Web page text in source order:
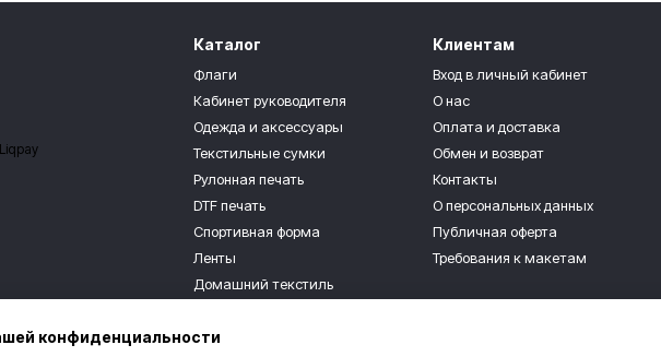
Каталог
Флаги
Кабинет руководителя
Одежда и аксессуары
Текстильные сумки
Рулонная печать
DTF печать
Спортивная форма
Ленты
Домашний текстиль
Для детей
Клиентам
Вход в личный кабинет
О нас
Оплата и доставка
Обмен и возврат
Контакты
О персональных данных
Публичная оферта
Требования к макетам
конфиденциальности